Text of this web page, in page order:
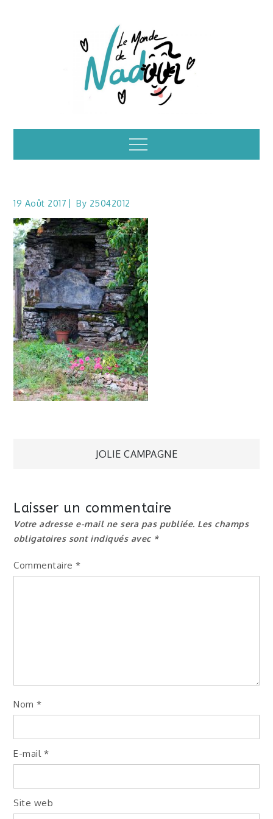
Illustrations – le
monde de Nadoo
Menu
19 Août 2017 By 25042012
Navigation
l’article
JOLIE CAMPAGNE
Laisser un commentaire
Votre adresse e-mail ne sera pas publiée. Les champs
obligatoires sont indiqués avec *
Commentaire*
Nom*
E-mail *
Site web